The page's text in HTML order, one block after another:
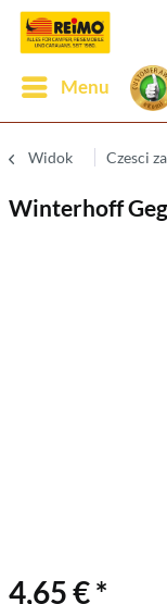
Menu
Widok Czesci
Winterhoff
4,65 € *